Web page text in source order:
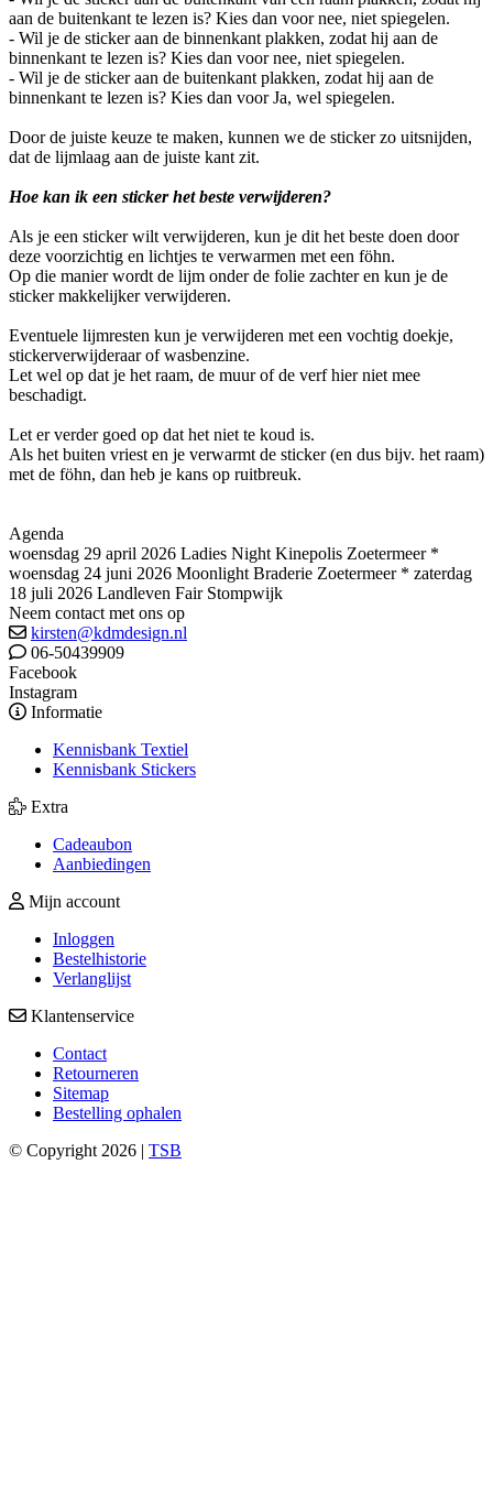
aan de buitenkant te lezen is? Kies dan voor nee, niet spiegelen.
- Wil je de sticker aan de binnenkant plakken, zodat hij aan de
binnenkant te lezen is? Kies dan voor nee, niet spiegelen.
- Wil je de sticker aan de buitenkant plakken, zodat hij aan de
binnenkant te lezen is? Kies dan voor Ja, wel spiegelen.
Door de juiste keuze te maken, kunnen we de sticker zo uitsnijden,
dat de lijmlaag aan de juiste kant zit.
Hoe kan ik een sticker het beste verwijderen?
Als je een sticker wilt verwijderen, kun je dit het beste doen door
deze voorzichtig en lichtjes te verwarmen met een föhn.
Op die manier wordt de lijm onder de folie zachter en kun je de
sticker makkelijker verwijderen.
Eventuele lijmresten kun je verwijderen met een vochtig doekje,
stickerverwijderaar of wasbenzine.
Let wel op dat je het raam, de muur of de verf hier niet mee
beschadigt.
Let er verder goed op dat het niet te koud is.
Als het buiten vriest en je verwarmt de sticker (en dus bijv. het raam)
met de föhn, dan heb je kans op ruitbreuk.
Agenda
woensdag 29 april 2026 Ladies Night Kinepolis Zoetermeer *
woensdag 24 juni 2026 Moonlight Braderie Zoetermeer * zaterdag
18 juli 2026 Landleven Fair Stompwijk
Neem contact met ons op
kirsten@kdmdesign.nl
06-50439909
Facebook
Instagram
Informatie
Kennisbank Textiel
Kennisbank Stickers
Extra
Cadeaubon
Aanbiedingen
Mijn account
Inloggen
Bestelhistorie
Verlanglijst
Klantenservice
Contact
Retourneren
Sitemap
Bestelling ophalen
© Copyright 2026 | TSB